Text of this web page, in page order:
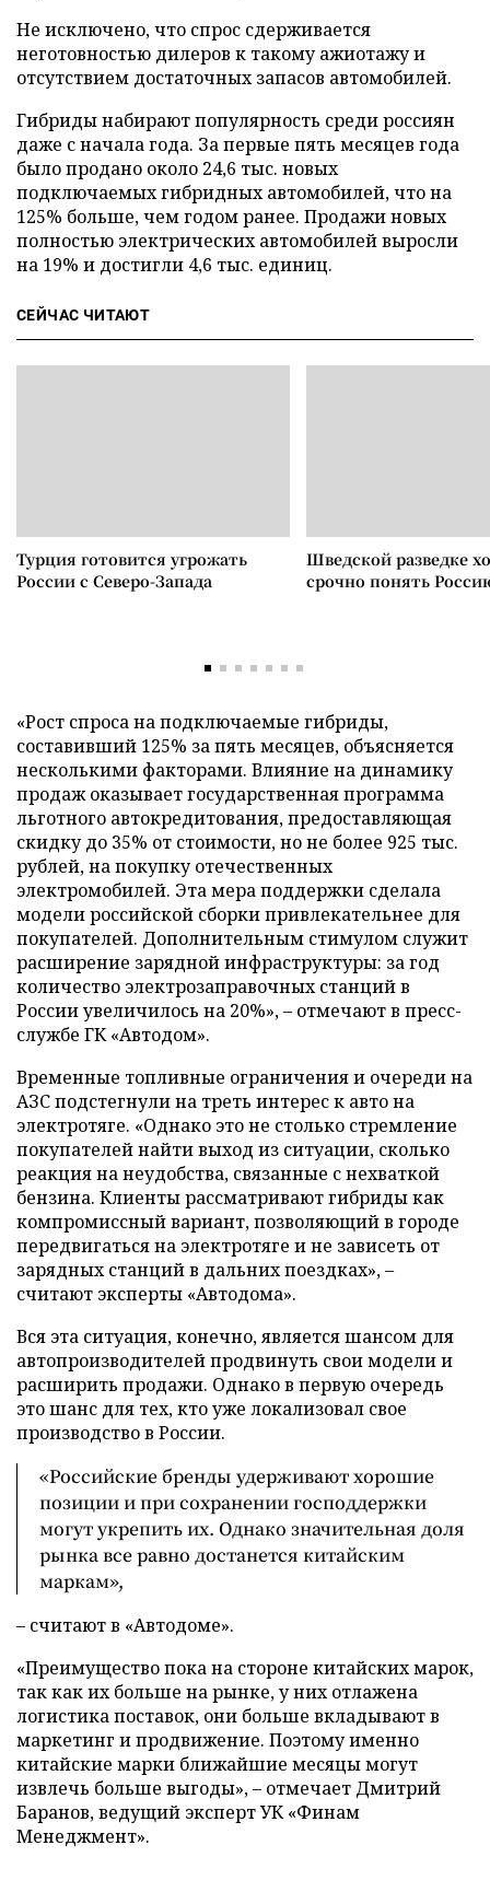
Не исключено, что спрос сдерживается
неготовностью дилеров к такому ажиотажу и
отсутствием достаточных запасов автомобилей.
Гибриды набирают популярность среди россиян
даже с начала года. За первые пять месяцев года
было продано около 24,6 тыс. новых
подключаемых гибридных автомобилей, что на
125% больше, чем годом ранее. Продажи новых
полностью электрических автомобилей выросли
на 19% и достигли 4,6 тыс. единиц.
СЕЙЧАС ЧИТАЮТ
Турция готовится угрожать
России с Северо-Запада
Шведской разведке
срочно понять
«Рост спроса на подключаемые гибриды,
составивший 125% за пять месяцев, объясняется
несколькими факторами. Влияние на динамику
продаж оказывает государственная программа
льготного автокредитования, предоставляющая
скидку до 35% от стоимости, но не более 925 тыс.
рублей, на покупку отечественных
электромобилей. Эта мера поддержки сделала
модели российской сборки привлекательнее для
покупателей. Дополнительным стимулом служит
расширение зарядной инфраструктуры: за год
количество электрозаправочных станций в
России увеличилось на 20%», – отмечают в пресс-
службе ГК «Автодом».
Временные топливные ограничения и очереди на
АЗС подстегнули на треть интерес к авто на
электротяге. «Однако это не столько стремление
покупателей найти выход из ситуации, сколько
реакция на неудобства, связанные с нехваткой
бензина. Клиенты рассматривают гибриды как
компромиссный вариант, позволяющий в городе
передвигаться на электротяге и не зависеть от
зарядных станций в дальних поездках», –
считают эксперты «Автодома».
Вся эта ситуация, конечно, является шансом для
автопроизводителей продвинуть свои модели и
расширить продажи. Однако в первую очередь
это шанс для тех, кто уже локализовал свое
производство в России.
«Российские бренды удерживают хорошие
позиции и при сохранении господдержки
могут укрепить их. Однако значительная доля
рынка все равно достанется китайским
маркам»,
– считают в «Автодоме».
«Преимущество пока на стороне китайских марок,
так как их больше на рынке, у них отлажена
логистика поставок, они больше вкладывают в
маркетинг и продвижение. Поэтому именно
китайские марки ближайшие месяцы могут
извлечь больше выгоды», – отмечает Дмитрий
Баранов, ведущий эксперт УК «Финам
Менеджмент».